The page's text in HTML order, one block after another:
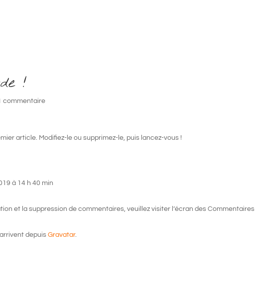
!
commentaire
article. Modifiez-le ou supprimez-le, puis lancez-vous !
à 14 h 40 min
et la suppression de commentaires, veuillez visiter l’écran des Commentaires
depuisGravatar.